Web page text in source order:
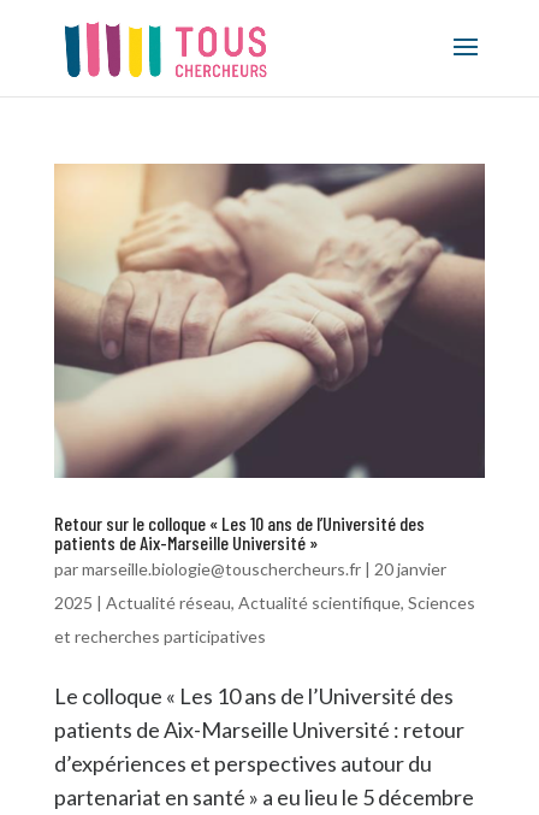
Retour sur le colloque « Les 10 ans de l’Université des
patients de Aix-Marseille Université »
parmarseille.biologie@touschercheurs.fr| 20 janvier
2025 | Actualité réseau, Actualité scientifique, Sciences
et recherches participatives
Le colloque « Les 10 ans de l’Université des
patients de Aix-Marseille Université : retour
d’expériences et perspectives autour du
partenariat en santé » a eu lieu le 5 décembre